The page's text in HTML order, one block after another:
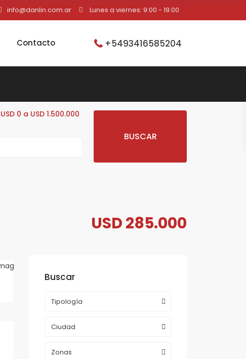
info@danlin.com.ar Lunes a viernes: 9:00 - 19:00
Contacto +5493416585204
USD 0 a USD 1.500.000
USD 285.000
Buscar
Tipología
Ciudad
Zonas